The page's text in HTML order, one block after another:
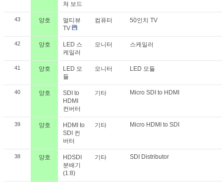
쳐 보드
43 양호
멀티뷰
TV
컴퓨터 50인치 TV
42 양호
LED 스
케일러
모니터 스케일러
41 양호
LED 모
듈
모니터 LED 모듈
40 양호
SDI to
HDMI
컨버터
기타 Micro SDI to HDMI
39 양호
HDMI to
SDI 컨
버터
기타 Micro HDMI to SDI
38 양호
HDSDI
분배기
(1:8)
기타 SDI Distributor